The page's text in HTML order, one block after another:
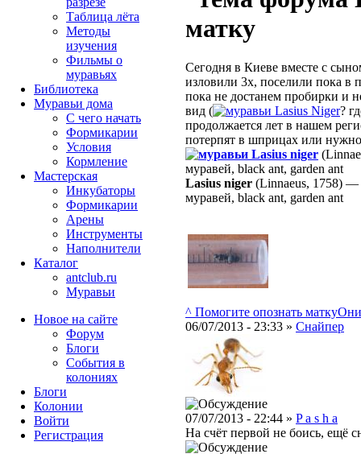
матку
Сегодня в Киеве вместе с
изловили 3х, поселили пока в
пока не достанем пробирки и
вид (
Lasius Niger?
продолжается лет в нашем
потерпят в шприцах или
Lasius niger
муравей, black ant, garden ant
Lasius niger (Linnaeus, 1758) —
муравей, black ant, garden ant
^ Помогите опознать маткуОни
06/07/2013 - 23:33 » Снайпер
07/07/2013 - 22:44 » P a s h a
На счёт первой не боись, ещё
Таблица лёта
Методы
изучения
Фильмы о
муравьях
Библиотека
Муравьи дома
С чего начать
Формикарии
Условия
Кормление
Мастерская
Инкубаторы
Формикарии
Арены
Инструменты
Наполнители
Каталог
antclub.ru
Муравьи
Новое на сайте
Форум
Блоги
События в
колониях
Блоги
Колонии
Войти
Peгиcтpaция